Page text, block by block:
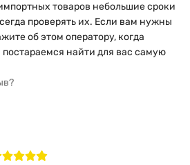
товаров небольшие сроки
проверять их. Если вам нужны
об этом оператору, когда
постараемся найти для вас самую